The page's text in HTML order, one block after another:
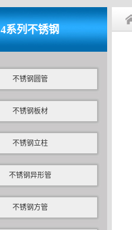
4系列不锈钢
不锈钢圆管
不锈钢板材
不锈钢立柱
不锈钢异形管
不锈钢方管